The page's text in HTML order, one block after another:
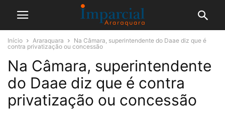
Início Araraquara
Na Câmara, superintendente do Daae diz que é
contra privatização ou concessão
Na Câmara, superintendente
do Daae diz que é contra
privatização ou concessão